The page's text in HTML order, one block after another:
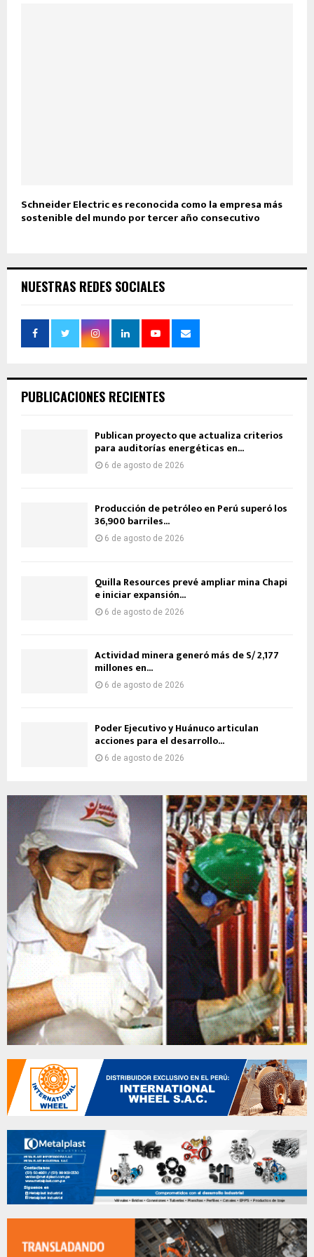
Schneider Electric es reconocida como la empresa más
sostenible del mundo por tercer año consecutivo
NUESTRAS REDES SOCIALES
PUBLICACIONES RECIENTES
Publican proyecto que actualiza criterios
para auditorías energéticas en...
6 de agosto de 2026
Producción de petróleo en Perú superó los
36,900 barriles...
6 de agosto de 2026
Quilla Resources prevé ampliar mina Chapi
e iniciar expansión...
6 de agosto de 2026
Actividad minera generó más de S/ 2,177
millones en...
6 de agosto de 2026
Poder Ejecutivo y Huánuco articulan
acciones para el desarrollo...
6 de agosto de 2026